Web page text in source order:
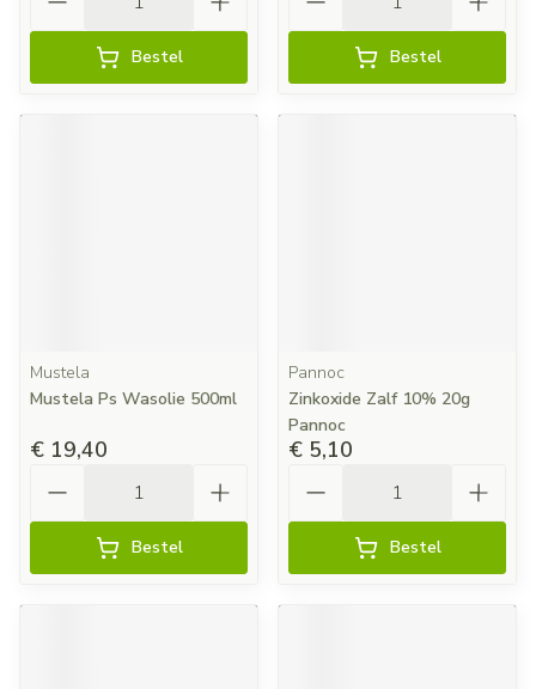
Bestel Bestel
Mustela
Mustela Ps Wasolie 500ml
€ 19,40
Bestel
Pannoc
Zinkoxide Zalf 10% 20g
Pannoc
€ 5,10
Bestel